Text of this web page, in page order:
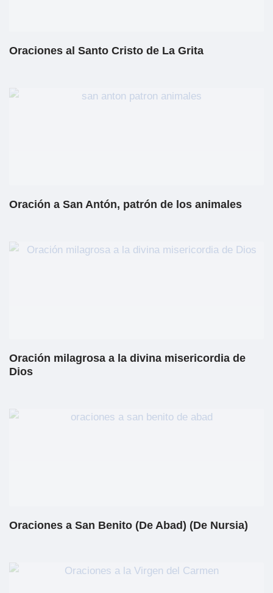
Oraciones al Santo Cristo de La Grita
Oración a San Antón, patrón de los animales
Oración milagrosa a la divina misericordia de
Dios
Oraciones a San Benito (De Abad) (De Nursia)